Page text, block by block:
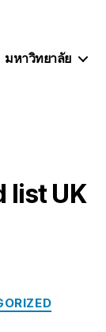
มหาวิทยาลัย
list UK